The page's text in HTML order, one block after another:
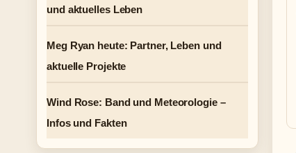
und aktuelles Leben
Meg Ryan heute: Partner, Leben und
aktuelle Projekte
Wind Rose: Band und Meteorologie –
Infos und Fakten